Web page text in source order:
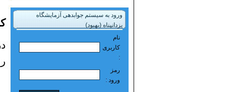
ورود به سیستم جوابدهی آزمایشگاه
یزدانپناه (بهبود)
نام
کاربری
:
رمز
ورود :